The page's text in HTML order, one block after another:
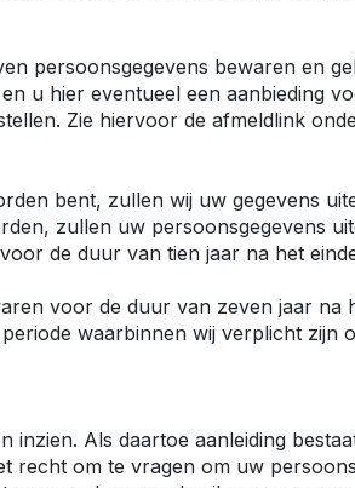
persoonsgegevens bewaren en
u hier eventueel een aanbieding
Zie hiervoor de afmeldlink
bent, zullen wij uw gegevens
zullen uw persoonsgegevens
de duur van tien jaar na het
voor de duur van zeven jaar
waarbinnen wij verplicht zijn
Als daartoe aanleiding
recht om te vragen om uw